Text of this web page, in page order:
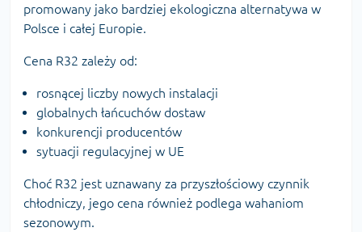
promowany jako bardziej ekologiczna alternatywa w
Polsce i całej Europie.
Cena R32 zależy od:
rosnącej liczby nowych instalacji
globalnych łańcuchów dostaw
konkurencji producentów
sytuacji regulacyjnej w UE
Choć R32 jest uznawany za przyszłościowy czynnik
chłodniczy, jego cena również podlega wahaniom
sezonowym.